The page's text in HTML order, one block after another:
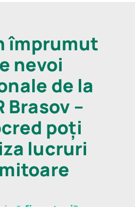
împrumut
nevoi
de la
Brasov –
poți
lucruri